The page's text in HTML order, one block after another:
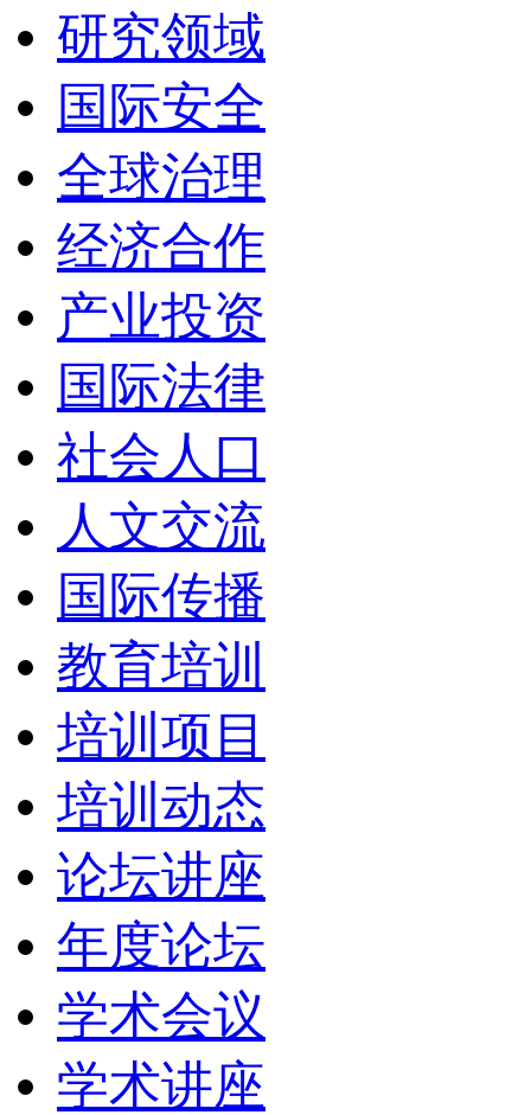
研究领域
国际安全
全球治理
经济合作
产业投资
国际法律
社会人口
人文交流
国际传播
教育培训
培训项目
培训动态
论坛讲座
年度论坛
学术会议
学术讲座